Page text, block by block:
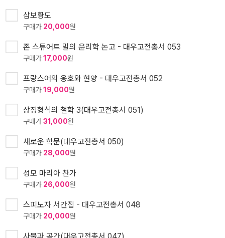
삼보황도
구매가 20,000원
존 스튜어트 밀의 윤리학 논고 - 대우고전총서 053
구매가17,000원
프랑스어의 옹호와 현양 - 대우고전총서 052
구매가19,000원
상징형식의 철학 3(대우고전총서 051)
구매가31,000원
새로운 학문(대우고전총서 050)
구매가 28,000원
성모 마리아 찬가
구매가 26,000원
스피노자 서간집 - 대우고전총서 048
구매가 20,000원